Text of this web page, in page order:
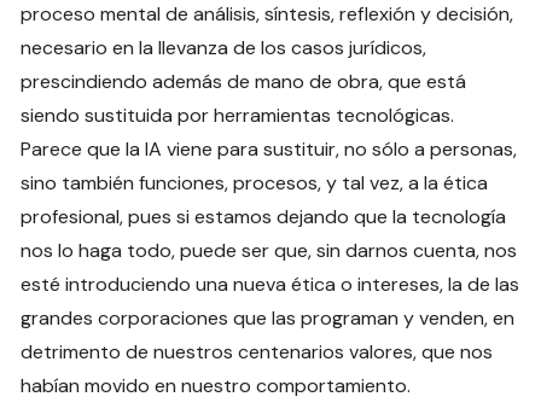
proceso mental de análisis, síntesis, reflexión y decisión,
necesario en la llevanza de los casos jurídicos,
prescindiendo además de mano de obra, que está
siendo sustituida por herramientas tecnológicas.
Parece que la IA viene para sustituir, no sólo a personas,
sino también funciones, procesos, y tal vez, a la ética
profesional, pues si estamos dejando que la tecnología
nos lo haga todo, puede ser que, sin darnos cuenta, nos
esté introduciendo una nueva ética o intereses, la de las
grandes corporaciones que las programan y venden, en
detrimento de nuestros centenarios valores, que nos
habían movido en nuestro comportamiento.